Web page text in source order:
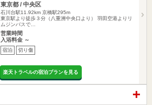
東京都 / 中央区
石川台駅11.92km 京橋駅295m
東京駅より徒歩３分（八重洲中央口より） 羽田空港よりリ
ムジンバスで…
営業時間
入浴料金 ～
宿泊 切り傷
楽天トラベルの宿泊プランを見る